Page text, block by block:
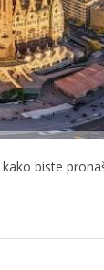
biste